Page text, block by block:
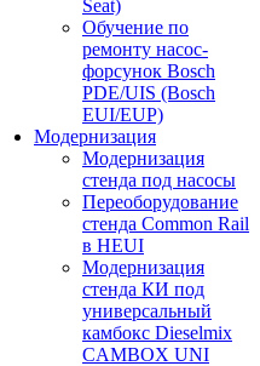
Seat)
Обучение по
ремонту насос-
форсунок Bosch
PDE/UIS (Bosch
EUI/EUP)
Модернизация
Модернизация
стенда под насосы
Переоборудование
стенда Common Rail
в HEUI
Модернизация
стенда КИ под
универсальный
камбокс Dieselmix
CAMBOX UNI